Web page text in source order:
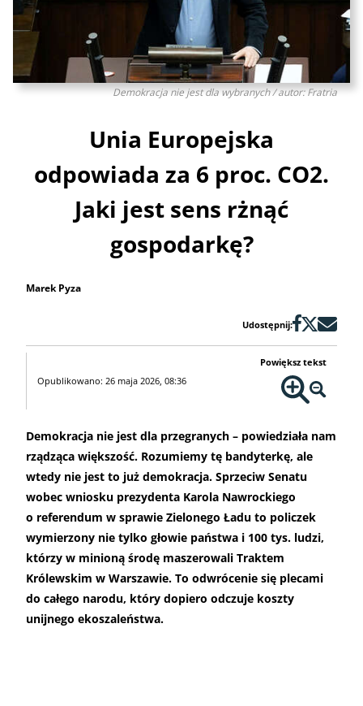
Demokracja nie jest dla wybranych / autor: Fratria
Unia Europejska
odpowiada za 6 proc. CO2.
Jaki jest sens rżnąć
gospodarkę?
Marek Pyza
Udostępnij:
Opublikowano: 26 maja 2026, 08:36
Powiększ tekst
Demokracja nie jest dla przegranych – powiedziała nam
rządząca większość. Rozumiemy tę bandyterkę, ale
wtedy nie jest to już demokracja. Sprzeciw Senatu
wobec wniosku prezydenta Karola Nawrockiego
o referendum w sprawie Zielonego Ładu to policzek
wymierzony nie tylko głowie państwa i 100 tys. ludzi,
którzy w minioną środę maszerowali Traktem
Królewskim w Warszawie. To odwrócenie się plecami
do całego narodu, który dopiero odczuje koszty
unijnego ekoszaleństwa.